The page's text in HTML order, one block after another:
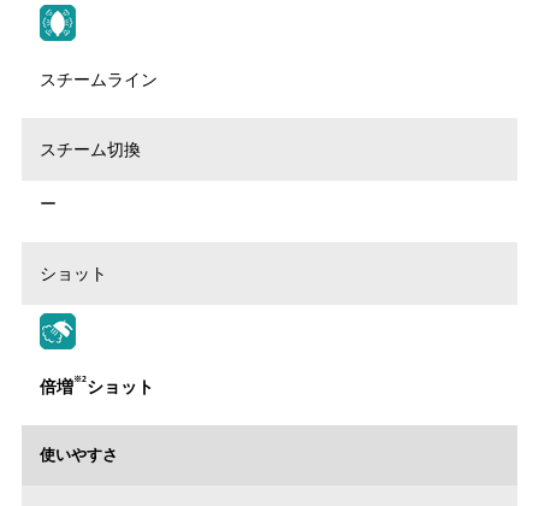
スチームライン
スチーム切換
ー
ショット
倍増※2ショット
使いやすさ